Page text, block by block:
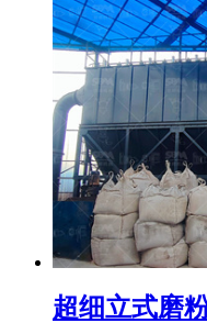
超细立式磨